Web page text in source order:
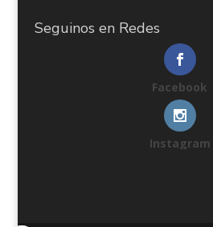
Seguinos en Redes
Facebook
Instagram